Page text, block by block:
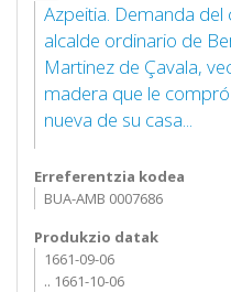
Azpeitia. Demanda del
alcalde ordinario de
Martinez de Çavala,
madera que le
nueva de su casa...
Erreferentzia kodea
BUA-AMB 0007686
Produkzio datak
1661-09-06
.. 1661-10-06